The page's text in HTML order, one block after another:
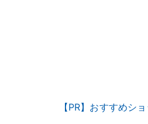
【PR】おすすめシ